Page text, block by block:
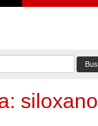
siloxano